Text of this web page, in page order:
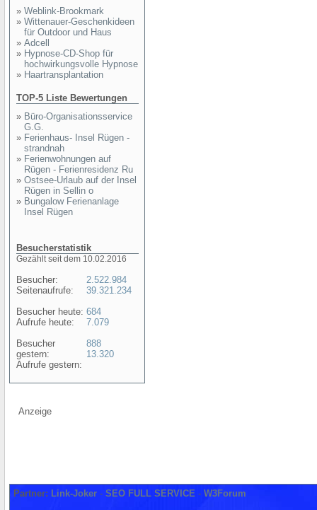
» Weblink-Brookmark
» Wittenauer-Geschenkideen
für Outdoor und Haus
» Adcell
» Hypnose-CD-Shop für
hochwirkungsvolle Hypnose
» Haartransplantation
TOP-5 Liste Bewertungen
» Büro-Organisationsservice
G.G.
» Ferienhaus- Insel Rügen -
strandnah
» Ferienwohnungen auf
Rügen - Ferienresidenz Ru
» Ostsee-Urlaub auf der Insel
Rügen in Sellin o
» Bungalow Ferienanlage
Insel Rügen
Besucherstatistik
Gezählt seit dem 10.02.2016
Besucher:
Seitenaufrufe:
Besucher heute:
Aufrufe heute:
Besucher
gestern:
Aufrufe gestern:
2.522.984
39.321.234
684
7.079
888
13.320
Anzeige
Partner: Link-Joker - SEO FULL SERVICE - W3Forum